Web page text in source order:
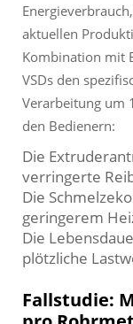
aktuellen
Kombination mit
VSDs den
Verarbeitung um
den Bedienern:
Die
verringerte
Die
geringerem
Die
plötzliche
Fallstudie: